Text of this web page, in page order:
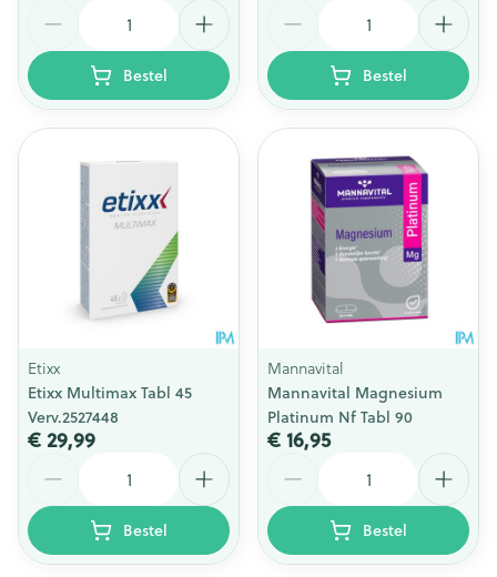
Bestel Bestel
Etixx
Etixx Multimax Tabl 45
Verv.2527448
€ 29,99
Bestel
Mannavital
Mannavital Magnesium
Platinum Nf Tabl 90
€ 16,95
Bestel